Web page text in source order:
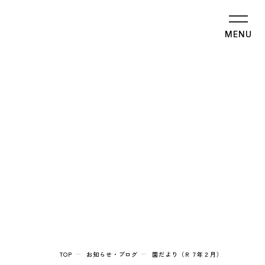
MENU
TOP お知らせ・ブログ 園だより（Ｒ７年２月）